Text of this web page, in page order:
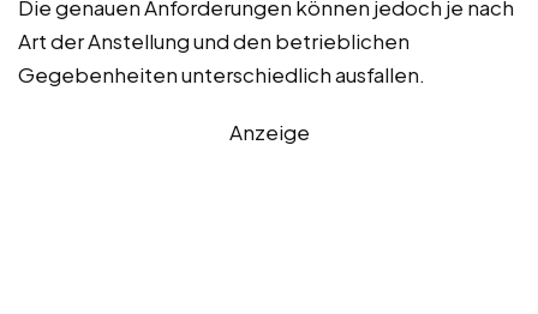
Die genauen Anforderungen können jedoch je nach
Art der Anstellung und den betrieblichen
Gegebenheiten unterschiedlich ausfallen.
Anzeige